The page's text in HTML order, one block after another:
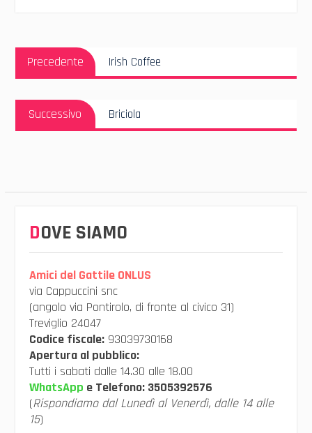
Navigazione
articoli
Precedente
Precedente:
Irish Coffee
Successivo
Successivo:
Briciola
DOVE SIAMO
Amici del Gattile ONLUS
via Cappuccini snc
(angolo via Pontirolo, di fronte al civico 31)
Treviglio 24047
Codice fiscale:93039730168
Apertura al pubblico:
Tutti i sabati dalle 14.30 alle 18.00
WhatsApp e Telefono: 3505392576
(Rispondiamo dal Lunedì al Venerdì, dalle 14 alle
15)